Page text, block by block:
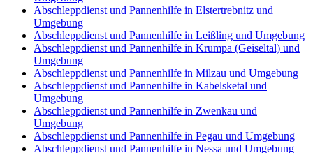
Abschleppdienst und Pannenhilfe in Elstertrebnitz und
Umgebung
Abschleppdienst und Pannenhilfe in Leißling und Umgebung
Abschleppdienst und Pannenhilfe in Krumpa (Geiseltal) und
Umgebung
Abschleppdienst und Pannenhilfe in Milzau und Umgebung
Abschleppdienst und Pannenhilfe in Kabelsketal und
Umgebung
Abschleppdienst und Pannenhilfe in Zwenkau und
Umgebung
Abschleppdienst und Pannenhilfe in Pegau und Umgebung
Abschleppdienst und Pannenhilfe in Nessa und Umgebung